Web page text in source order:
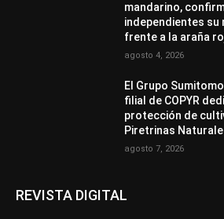
mandarino,
independientes su
frente a la araña
agosto 4, 2026
El Grupo
filial de COPYR
protección de
Piretrinas
agosto 7, 2026
REVISTA DIGITAL